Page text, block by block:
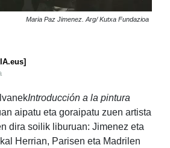
Maria Paz Jimenez. Arg/ Kutxa Fundazioa
Introducción a la pintura
aipatu eta goraipatu zuen artista
dira soilik liburuan: Jimenez eta
Herrian, Parisen eta Madrilen